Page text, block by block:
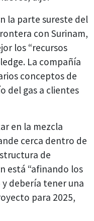
la parte sureste del
con Surinam,
los “recursos
La compañía
conceptos de
del gas a clientes
en la mezcla
cerca dentro de
de
está “afinando los
debería tener una
para 2025,